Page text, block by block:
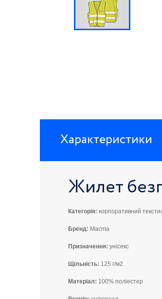
Характеристики
Жилет
Категорія: корпоративний
Бренд: Macma
Призначення: унісекс
Щільність: 125 г/м2
Матеріал: 100% поліестер